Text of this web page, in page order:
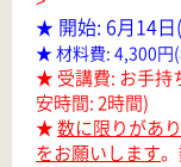
★ 開始: 6月14日
★ 材料費: 4,300円
★ 受講費: お手持
安時間: 2時間)
★数に限りがあ
をお願いします